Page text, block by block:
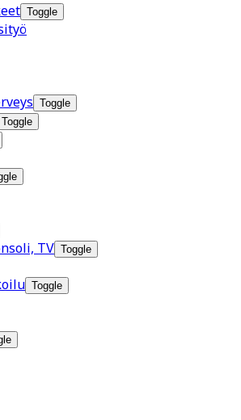
Toggle
Toggle
Toggle
TV Toggle
Toggle